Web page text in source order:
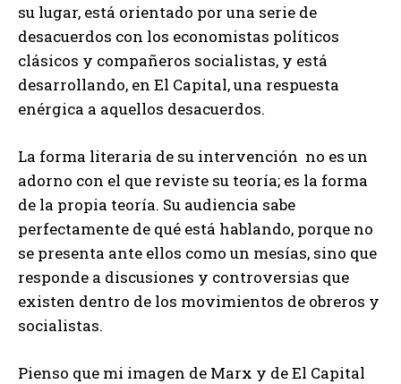
su lugar, está orientado por una serie de
desacuerdos con los economistas políticos
clásicos y compañeros socialistas, y está
desarrollando, en El Capital, una respuesta
enérgica a aquellos desacuerdos.
La forma literaria de su intervención no es un
adorno con el que reviste su teoría; es la forma
de la propia teoría. Su audiencia sabe
perfectamente de qué está hablando, porque no
se presenta ante ellos como un mesías, sino que
responde a discusiones y controversias que
existen dentro de los movimientos de obreros y
socialistas.
Pienso que mi imagen de Marx y de El Capital